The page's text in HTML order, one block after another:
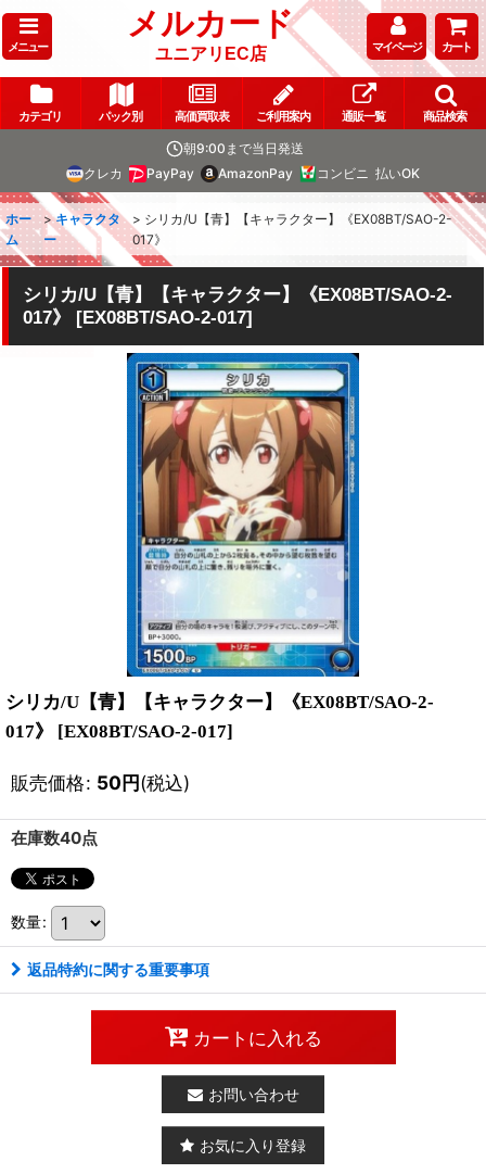
メニュー
メルカード
ユニアリEC店 マイページ カート
カテゴリ パック別 高価買取表 ご利用案内 通販一覧 商品検索
朝9:00まで当日発送
クレカ
PayPay AmazonPay コンビニ 払いOK
ホー
ム
> キャラクタ
ー
> シリカ/U【青】【キャラクター】《EX08BT/SAO-2-
017》
シリカ/U【青】【キャラクター】《EX08BT/SAO-2-
017》
[EX08BT/SAO-2-017]
シリカ/U【青】【キャラクター】《EX08BT/SAO-2-
017》
[EX08BT/SAO-2-017]
販売価格: 50円(税込)
在庫数40点
数量:
返品特約に関する重要事項
カートに入れる
お問い合わせ
お気に入り登録